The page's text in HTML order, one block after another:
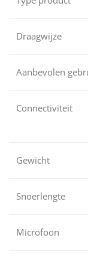
Draagwijze
Aanbevolen
Connectiviteit
Gewicht
Snoerlengte
Microfoon